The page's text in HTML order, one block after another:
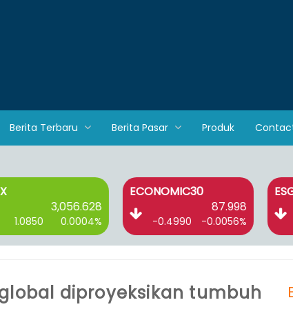
Berita Terbaru Berita Pasar Produk
3,056.628
0.0004%
ECONOMIC30
87.998
-0.4990 -0.0056% -0.1110
diproyeksikan tumbuh